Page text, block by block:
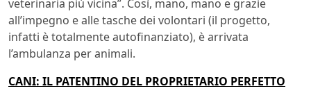
veterinaria più vicina”. Così, mano, mano e grazie
all’impegno e alle tasche dei volontari (il progetto,
infatti è totalmente autofinanziato), è arrivata
l’ambulanza per animali.
CANI: IL PATENTINO DEL PROPRIETARIO PERFETTO